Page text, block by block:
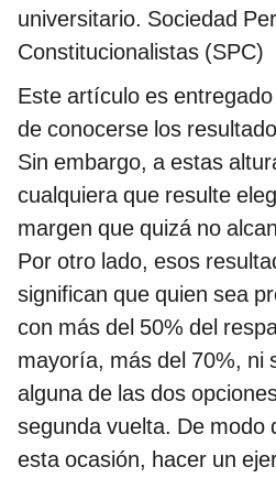
universitario. Sociedad
Constitucionalistas (SPC)
Este artículo es
de conocerse los
Sin embargo, a estas
cualquiera que resulte
margen que quizá no
Por otro lado, esos
significan que quien sea
con más del 50% del
mayoría, más del 70%, ni
alguna de las dos
segunda vuelta. De modo
esta ocasión, hacer un